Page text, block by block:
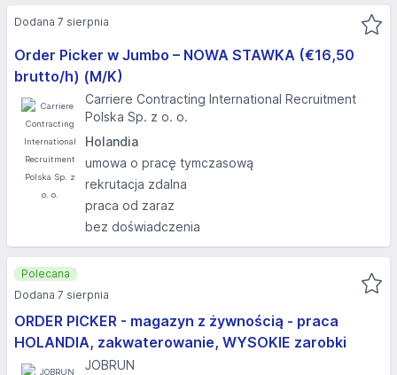
Order Picker w Jumbo – NOWA STAWKA (€16,50
brutto/h) (M/K)
Carriere Contracting International Recruitment
Polska Sp. z o. o.
Holandia
umowa o pracę tymczasową
rekrutacja zdalna
praca od zaraz
bez doświadczenia
Dodana 7 sierpnia
ORDER PICKER - magazyn z żywnością - praca
HOLANDIA, zakwaterowanie, WYSOKIE zarobki
JOBRUN
Polecana
Dodana 7 sierpnia